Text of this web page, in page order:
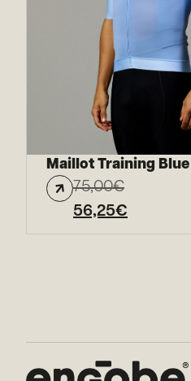
Maillot Training Blue
75,00€
56,25€